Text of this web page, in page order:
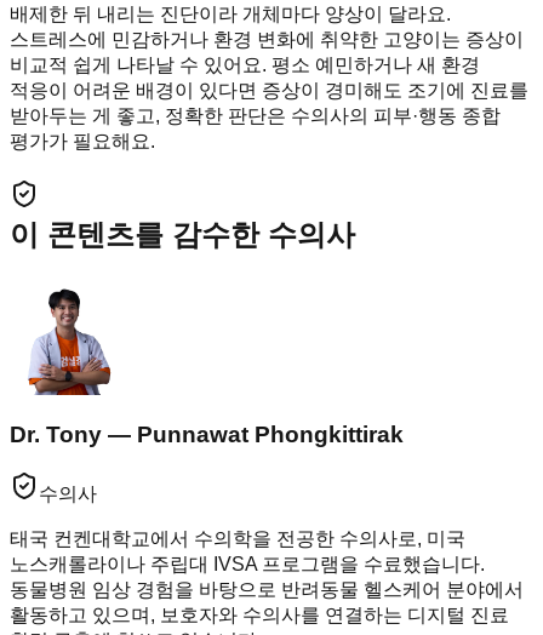
배제한 뒤 내리는 진단이라 개체마다 양상이 달라요.
스트레스에 민감하거나 환경 변화에 취약한 고양이는 증상이
비교적 쉽게 나타날 수 있어요. 평소 예민하거나 새 환경
적응이 어려운 배경이 있다면 증상이 경미해도 조기에 진료를
받아두는 게 좋고, 정확한 판단은 수의사의 피부·행동 종합
평가가 필요해요.
이 콘텐츠를 감수한 수의사
Dr. Tony — Punnawat Phongkittirak
수의사
태국 컨켄대학교에서 수의학을 전공한 수의사로, 미국
노스캐롤라이나 주립대 IVSA 프로그램을 수료했습니다.
동물병원 임상 경험을 바탕으로 반려동물 헬스케어 분야에서
활동하고 있으며, 보호자와 수의사를 연결하는 디지털 진료